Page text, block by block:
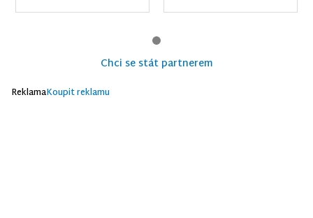
Chci se stát partnerem
ReklamaKoupit reklamu